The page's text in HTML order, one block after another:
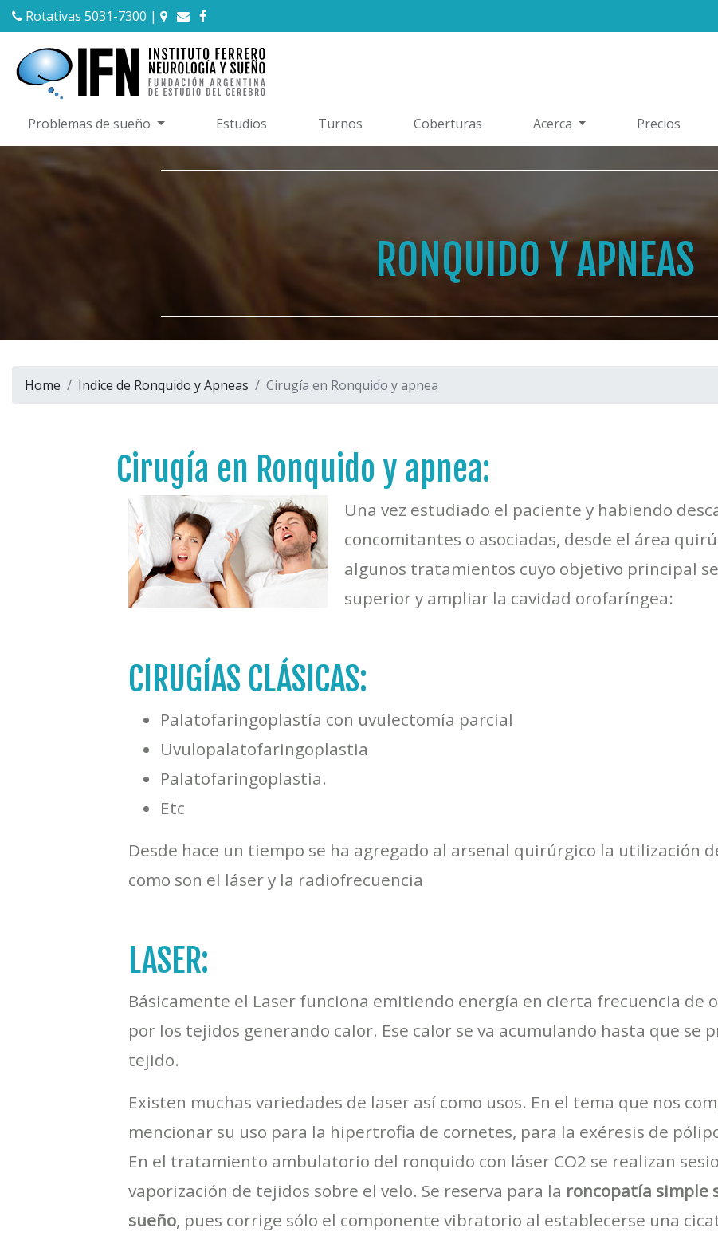
Rotativas 5031-7300 |
Problemas de sueño Estudios Turnos Coberturas Acerca Precios
RONQUIDO Y APNEAS
Home Indice de Ronquido y Apneas Cirugía en Ronquido y apnea
Cirugía en Ronquido y apnea:
Una vez estudiado el paciente y habiendo
concomitantes o asociadas, desde el área
algunos tratamientos cuyo objetivo principal
superior y ampliar la cavidad orofaríngea:
CIRUGÍAS CLÁSICAS:
Palatofaringoplastía con uvulectomía parcial
Uvulopalatofaringoplastia
Palatofaringoplastia.
Etc
Desde hace un tiempo se ha agregado al arsenal quirúrgico la utilización
como son el láser y la radiofrecuencia
LASER:
Básicamente el Laser funciona emitiendo energía en cierta frecuencia de
por los tejidos generando calor. Ese calor se va acumulando hasta que se
tejido.
Existen muchas variedades de laser así como usos. En el tema que nos
mencionar su uso para la hipertrofia de cornetes, para la exéresis de
En el tratamiento ambulatorio del ronquido con láser CO2 se realizan
vaporización de tejidos sobre el velo. Se reserva para la roncopatía simple
sueño, pues corrige sólo el componente vibratorio al establecerse una